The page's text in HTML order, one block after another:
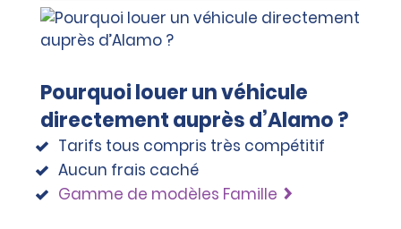
Pourquoi louer un véhicule
directement auprès d’Alamo ?
Tarifs tous compris très compétitif
Aucun frais caché
Gamme de modèles Famille